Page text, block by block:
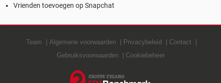
Vrienden toevoegen op Snapchat
Team Algemene voorwaarden Privacybeleid
Contact
Gebruiksvoorwaarden
Cookiebeheer